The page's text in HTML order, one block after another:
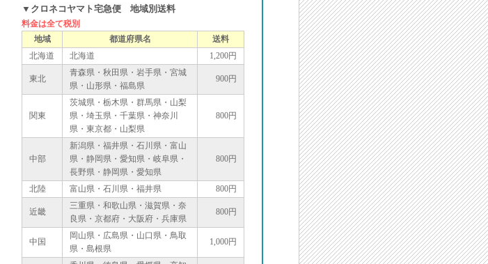
▼クロネコヤマト宅急便 地域別送料
料金は全て税別
地域
都道府県名
送料
北海道
北海道 1,200円
東北
青森県・秋田県・岩手県・宮城
県・山形県・福島県
900円
関東
茨城県・栃木県・群馬県・山梨
県・埼玉県・千葉県・神奈川
県・東京都・山梨県
800円
中部
新潟県・福井県・石川県・富山
県・静岡県・愛知県・岐阜県・
長野県・静岡県・愛知県
800円
北陸 富山県・石川県・福井県 800円
近畿
三重県・和歌山県・滋賀県・奈
良県・京都府・大阪府・兵庫県
800円
中国
岡山県・広島県・山口県・鳥取
県・島根県
1,000円